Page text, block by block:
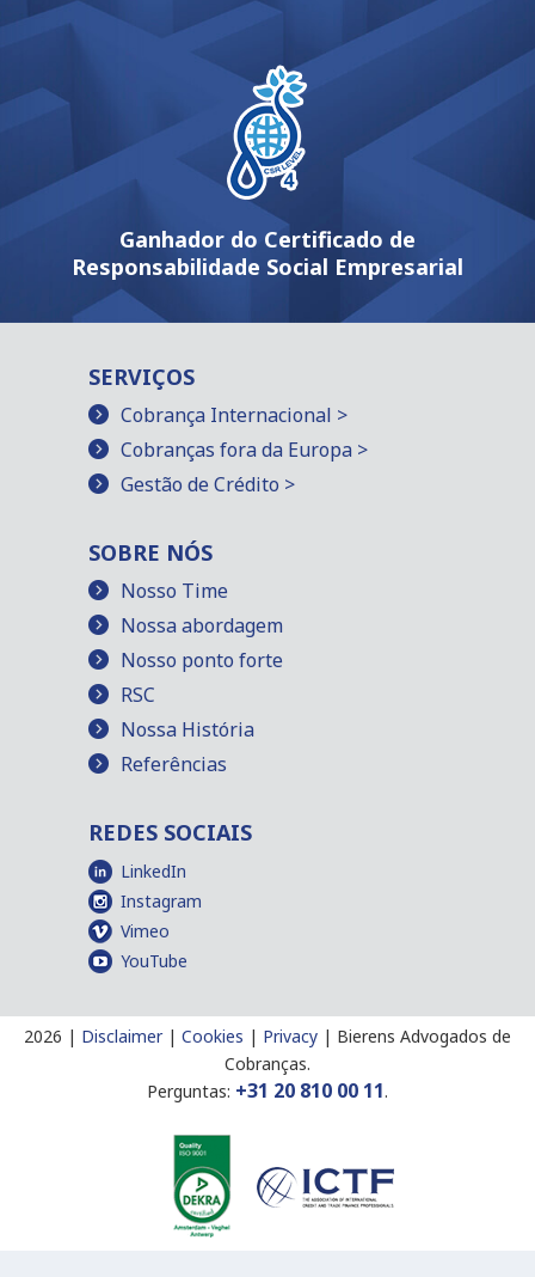
Ganhador do Certificado de
Responsabilidade Social Empresarial
SERVIÇOS
Cobrança Internacional >
Cobranças fora da Europa >
Gestão de Crédito >
SOBRE NÓS
Nosso Time
Nossa abordagem
Nosso ponto forte
RSC
Nossa História
Referências
REDES SOCIAIS
LinkedIn
Instagram
Vimeo
YouTube
2026 | Disclaimer| Cookies | Privacy | Bierens Advogados de
Cobranças.
Perguntas: +31 20 810 00 11.